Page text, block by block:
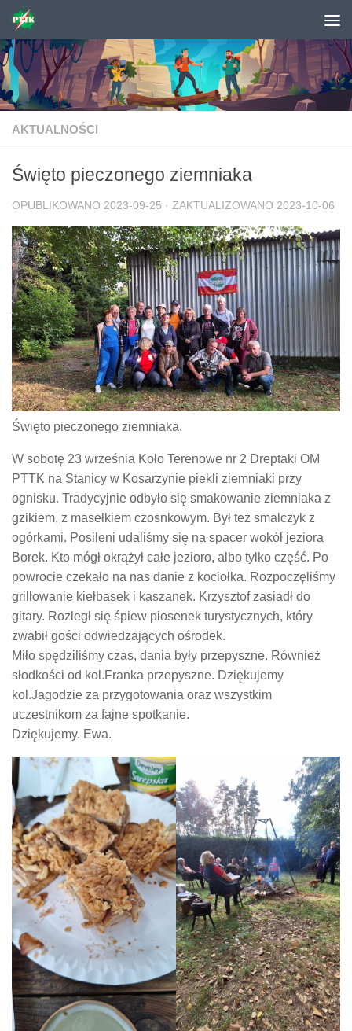
Skip to content
AKTUALNOŚCI
Święto pieczonego ziemniaka
OPUBLIKOWANO 2023-09-25 · ZAKTUALIZOWANO 2023-10-06
Święto pieczonego ziemniaka.
W sobotę 23 września Koło Terenowe nr 2 Dreptaki OM
PTTK na Stanicy w Kosarzynie piekli ziemniaki przy
ognisku. Tradycyjnie odbyło się smakowanie ziemniaka z
gzikiem, z masełkiem czosnkowym. Był też smalczyk z
ogórkami. Posileni udaliśmy się na spacer wokół jeziora
Borek. Kto mógł okrążył całe jezioro, albo tylko część. Po
powrocie czekało na nas danie z kociołka. Rozpoczęliśmy
grillowanie kiełbasek i kaszanek. Krzysztof zasiadł do
gitary. Rozległ się śpiew piosenek turystycznych, który
zwabił gości odwiedzających ośrodek.
Miło spędziliśmy czas, dania były przepyszne. Również
słodkości od kol.Franka przepyszne. Dziękujemy
kol.Jagodzie za przygotowania oraz wszystkim
uczestnikom za fajne spotkanie.
Dziękujemy. Ewa.